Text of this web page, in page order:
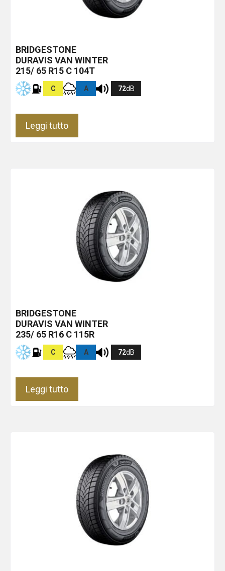
BRIDGESTONE
DURAVIS VAN WINTER
215/ 65 R15 C 104T
C A 72dB
Leggi tutto
BRIDGESTONE
DURAVIS VAN WINTER
235/ 65 R16 C 115R
C A 72dB
Leggi tutto